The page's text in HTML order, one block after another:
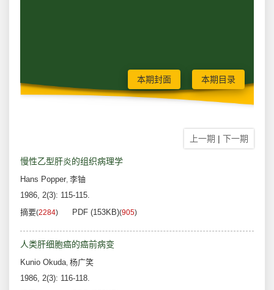
本期封面 本期目录
上一期 | 下一期
慢性乙型肝炎的组织病理学
Hans Popper, 李铀
1986, 2(3): 115-115.
摘要(2284) PDF (153KB)(905)
人类肝细胞癌的癌前病变
Kunio Okuda, 杨广笑
1986, 2(3): 116-118.